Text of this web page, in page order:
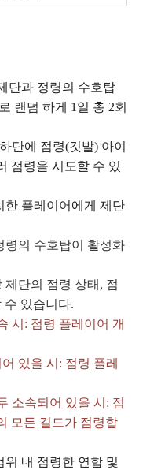
단과 정령의 수호탑
랜덤 하게 1일 총 2회
단에 점령(깃발) 아이
점령을 시도할 수 있
한 플레이어에게 제단
령의 수호탑이 활성화
단의 점령 상태, 점
수 있습니다.
시: 점령 플레이어 개
있을 시: 점령 플레
소속되어 있을 시: 점
모든 길드가 점령합
내 점령한 연합 및